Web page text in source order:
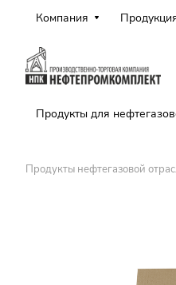
Компания
Продукты для
Продукты нефтегазовой